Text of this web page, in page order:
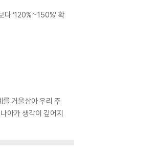
다 ‘120%~150%’ 확
거울삼아 우리 주
아가 생각이 깊어지